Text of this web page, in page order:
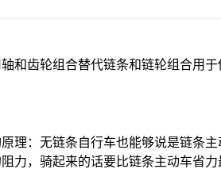
和齿轮组合替代链条和链轮组合用
理：无链条自行车也能够说是链条
力，骑起来的话要比链条主动车省力